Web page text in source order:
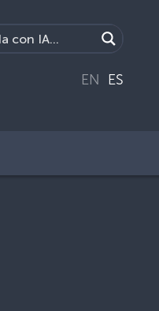
EN ES